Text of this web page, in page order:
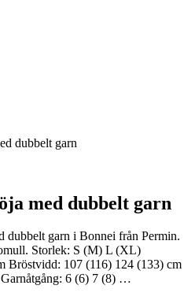
dubbelt garn
med dubbelt garn
dubbelt garn i Bonnei från Permin.
Storlek: S (M) L (XL)
Bröstvidd: 107 (116) 124 (133) cm
6 (6) 7 (8) …